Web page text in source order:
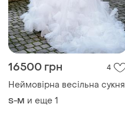
16500 грн 4
Неймовірна весільна сукня
S-M и еще 1